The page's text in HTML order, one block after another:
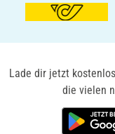
Lade dir jetzt
die vielen